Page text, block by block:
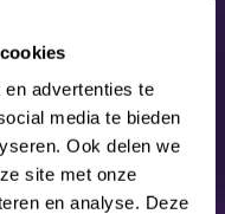
advertenties te
media te bieden
Ook delen we
site met onze
en analyse. Deze